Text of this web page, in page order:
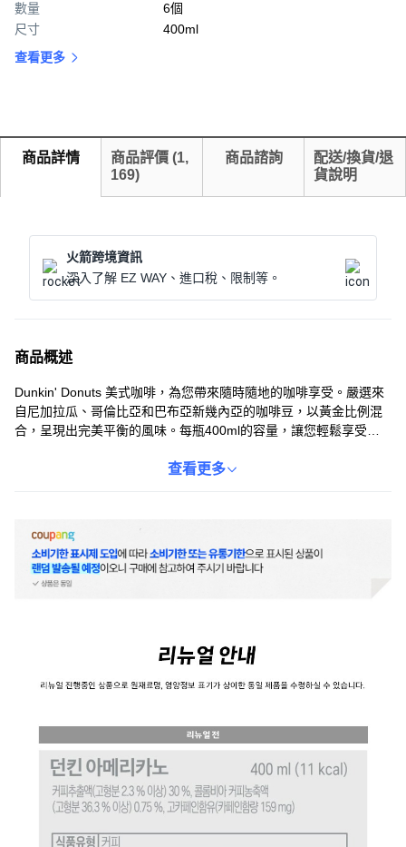
數量
6個
尺寸
400ml
查看更多
商品詳情 商品評價 (1,
169)
商品諮詢
配送/換貨/退
貨說明
火箭跨境資訊
深入了解 EZ WAY、進口稅、限制等。
商品概述
Dunkin' Donuts 美式咖啡，為您帶來隨時隨地的咖啡享受。嚴選來
自尼加拉瓜、哥倫比亞和巴布亞新幾內亞的咖啡豆，以黃金比例混
合，呈現出完美平衡的風味。每瓶400ml的容量，讓您輕鬆享受濃
還是運動前需要提神，Dunkin' 美式咖啡都是您的理想選擇。其獨特
查看更多